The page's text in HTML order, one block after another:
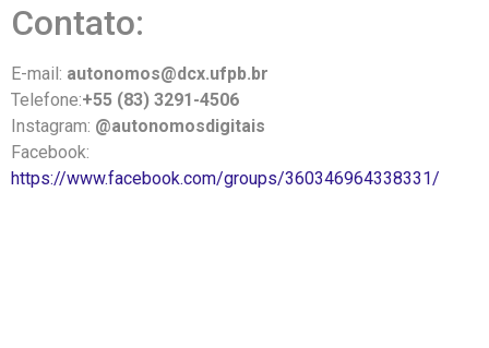
Contato:
E-mail: autonomos@dcx.ufpb.br
Telefone:+55 (83) 3291-4506
Instagram: @autonomosdigitais
Facebook:
https://www.facebook.com/groups/360346964338331/